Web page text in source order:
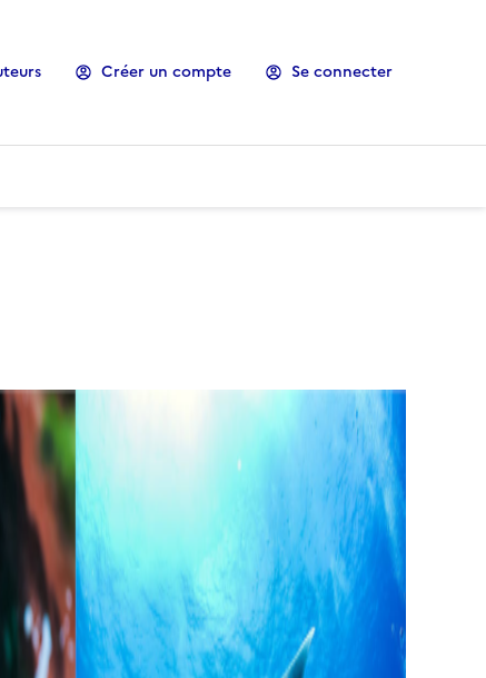
Créer un compte Se connecter